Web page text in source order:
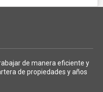
de manera eficiente y
de propiedades y años